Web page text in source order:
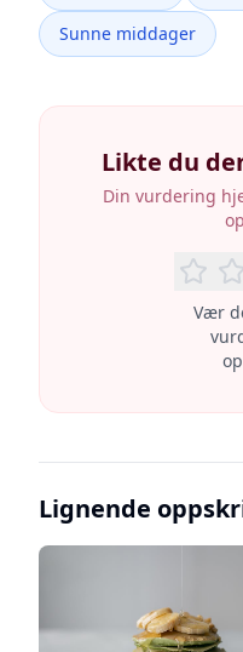
Sunne middager
Likte du
Din vurdering
Vær
Lignende